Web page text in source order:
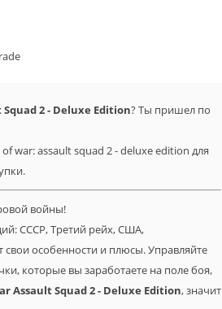
2 - Deluxe Edition? Ты пришел по
war: assault squad 2 - deluxe edition для
войны!
СССР, Третий рейх, США,
особенности и плюсы. Управляйте
которые вы заработаете на поле боя,
Assault Squad 2 - Deluxe Edition, значит